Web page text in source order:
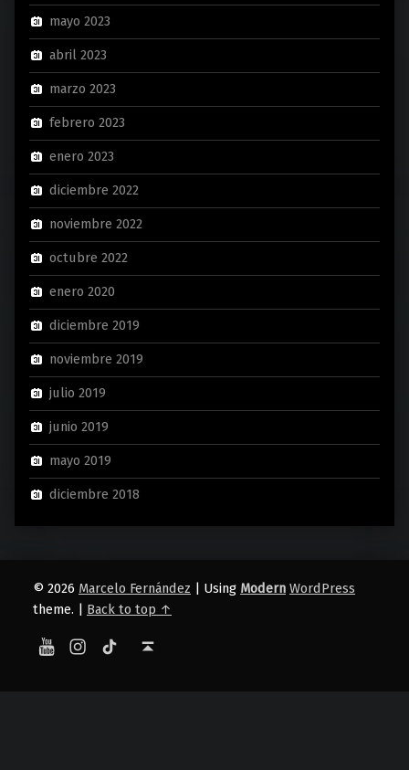
mayo 2023
abril 2023
marzo 2023
febrero 2023
enero 2023
diciembre 2022
noviembre 2022
octubre 2022
enero 2020
diciembre 2019
noviembre 2019
julio 2019
junio 2019
mayo 2019
diciembre 2018
© 2026 Marcelo Fernández | Using Modern WordPress
theme. | Back to top ↑